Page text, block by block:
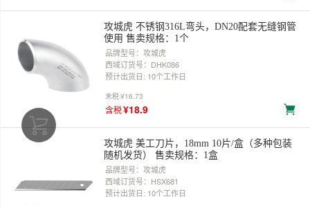
攻城虎 不锈钢316L弯头，DN20配套无缝钢管
使用 售卖规格：1个
品牌型号：攻城虎
西域订货号：DHK086
预计出货日: 10个工作日
未税¥16.73
含税¥18.9
攻城虎 美工刀片，18mm 10片/盒（多种包装
随机发货） 售卖规格：1盒
品牌型号：攻城虎
西域订货号：HSX681
预计出货日: 10个工作日